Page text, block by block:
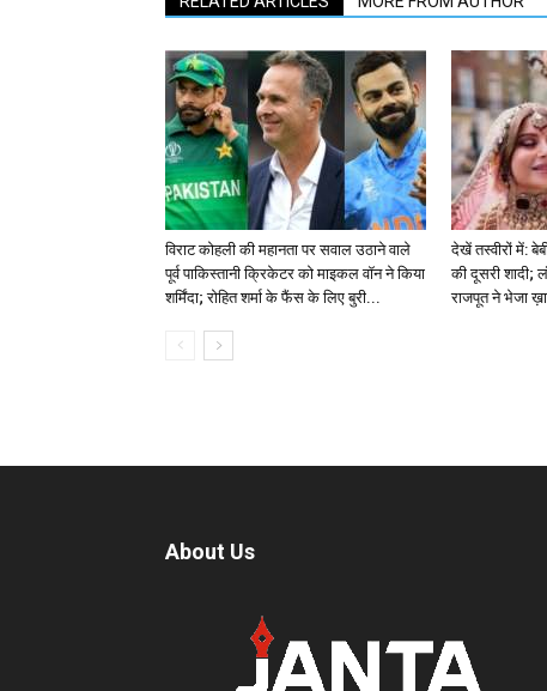
विराट कोहली की महानता पर सवाल उठाने वाले
पूर्व पाकिस्तानी क्रिकेटर को माइकल वॉन ने किया
शर्मिंदा; रोहित शर्मा के फैंस के लिए बुरी...
देखें तस्वीरों में:
की दूसरी शादी;
राजपूत ने भेजा
About Us